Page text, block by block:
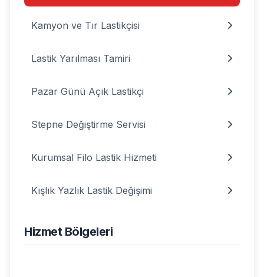
Kamyon ve Tır Lastikçisi
Lastik Yarılması Tamiri
Pazar Günü Açık Lastikçi
Stepne Değiştirme Servisi
Kurumsal Filo Lastik Hizmeti
Kışlık Yazlık Lastik Değişimi
Hizmet Bölgeleri